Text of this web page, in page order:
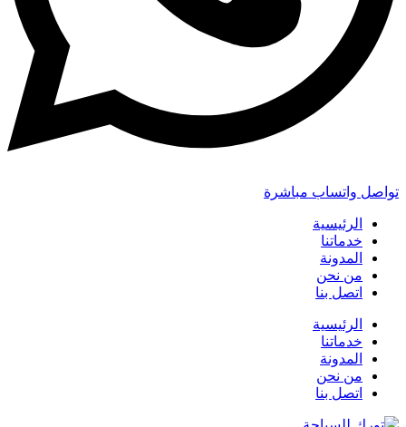
تواصل واتساب مباشرة
الرئيسية
خدماتنا
المدونة
من نحن
اتصل بنا
الرئيسية
خدماتنا
المدونة
من نحن
اتصل بنا